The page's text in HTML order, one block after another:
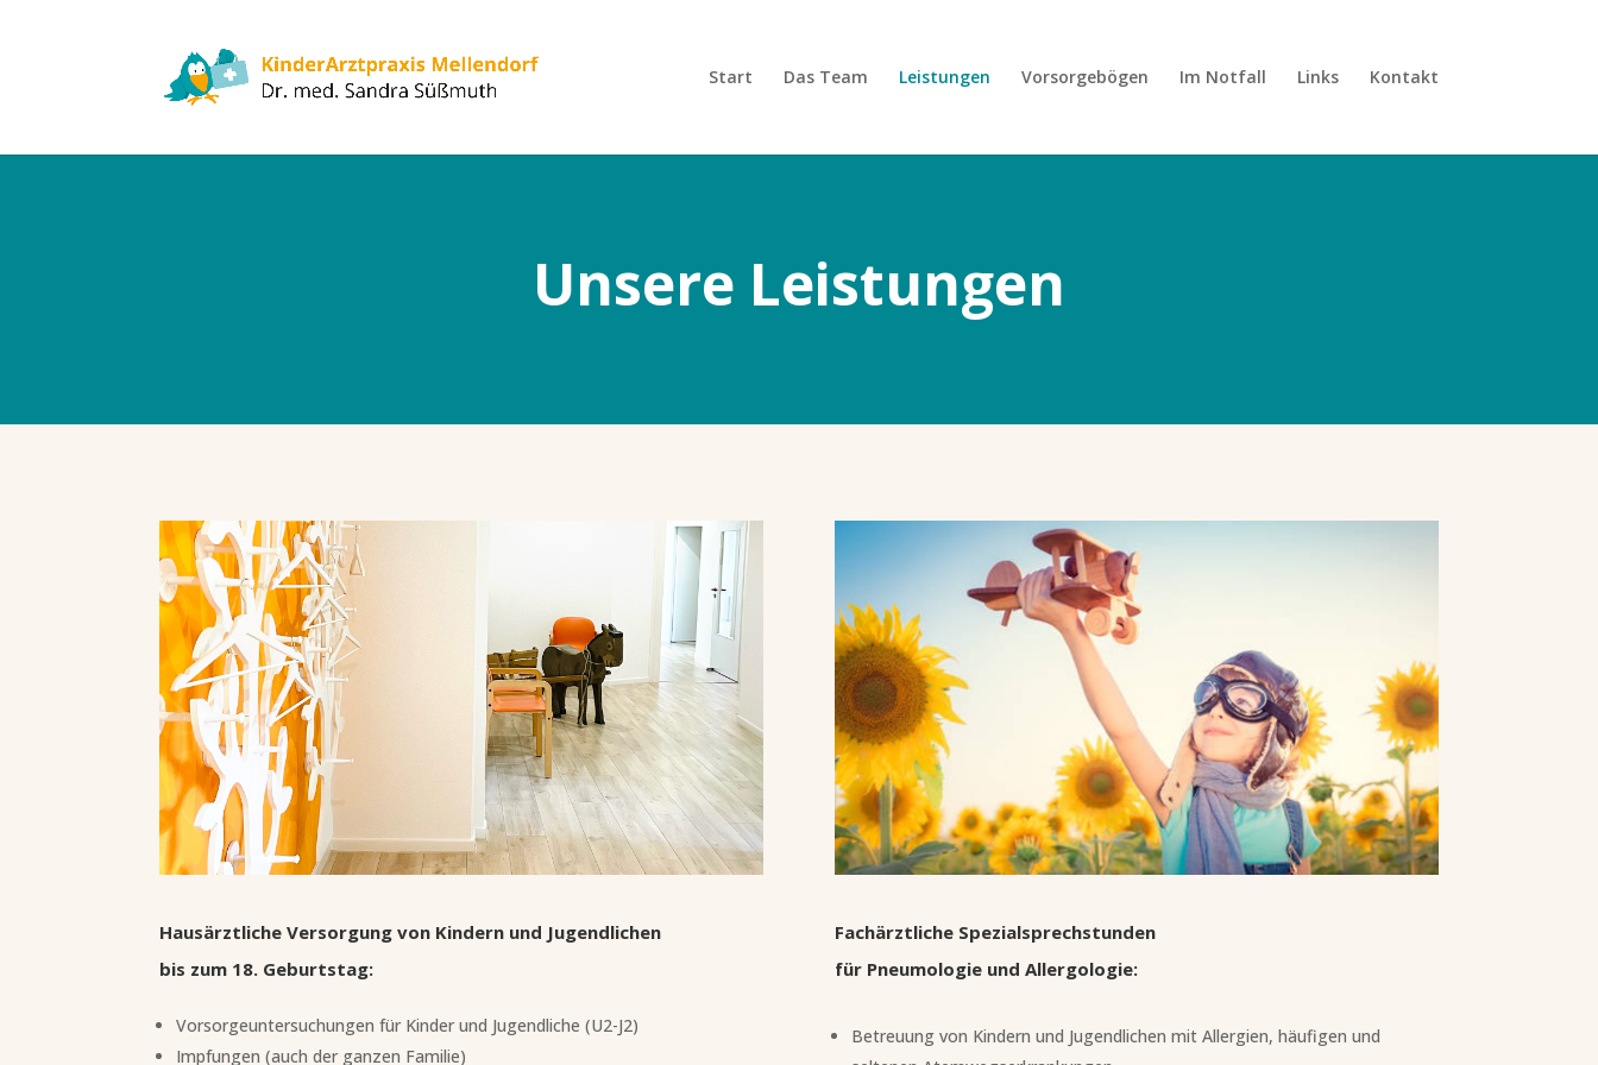
Start Das Team Leistungen Vorsorgebögen Im Notfall Links Kontakt
Unsere Leistungen
Hausärztliche Versorgungvon Kindern und Jugendlichen
bis zum 18. Geburtstag:
Vorsorgeuntersuchungen für Kinder und Jugendliche (U2-J2)
Impfungen (auch der ganzen Familie)
Fachärztliche Spezialsprechstunden
für Pneumologie und Allergologie:
Betreuung von Kindern und Jugendlichen mit Allergien, häufigen und